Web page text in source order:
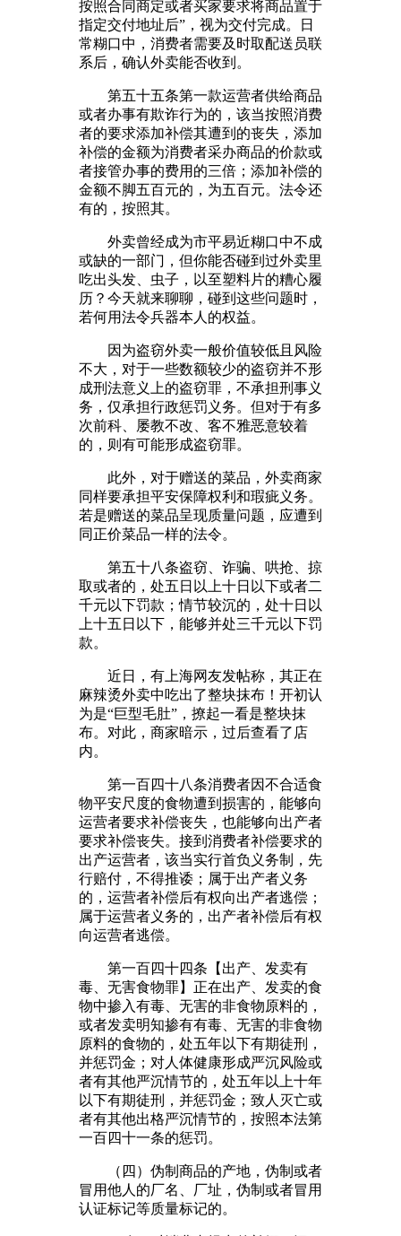
按照合同商定或者买家要求将商品置于
指定交付地址后”，视为交付完成。日
常糊口中，消费者需要及时取配送员联
系后，确认外卖能否收到。
第五十五条第一款运营者供给商品
或者办事有欺诈行为的，该当按照消费
者的要求添加补偿其遭到的丧失，添加
补偿的金额为消费者采办商品的价款或
者接管办事的费用的三倍；添加补偿的
金额不脚五百元的，为五百元。法令还
有的，按照其。
外卖曾经成为市平易近糊口中不成
或缺的一部门，但你能否碰到过外卖里
吃出头发、虫子，以至塑料片的糟心履
历？今天就来聊聊，碰到这些问题时，
若何用法令兵器本人的权益。
因为盗窃外卖一般价值较低且风险
不大，对于一些数额较少的盗窃并不形
成刑法意义上的盗窃罪，不承担刑事义
务，仅承担行政惩罚义务。但对于有多
次前科、屡教不改、客不雅恶意较着
的，则有可能形成盗窃罪。
此外，对于赠送的菜品，外卖商家
同样要承担平安保障权利和瑕疵义务。
若是赠送的菜品呈现质量问题，应遭到
同正价菜品一样的法令。
第五十八条盗窃、诈骗、哄抢、掠
取或者的，处五日以上十日以下或者二
千元以下罚款；情节较沉的，处十日以
上十五日以下，能够并处三千元以下罚
款。
近日，有上海网友发帖称，其正在
麻辣烫外卖中吃出了整块抹布！开初认
为是“巨型毛肚”，撩起一看是整块抹
布。对此，商家暗示，过后查看了店
内。
第一百四十八条消费者因不合适食
物平安尺度的食物遭到损害的，能够向
运营者要求补偿丧失，也能够向出产者
要求补偿丧失。接到消费者补偿要求的
出产运营者，该当实行首负义务制，先
行赔付，不得推诿；属于出产者义务
的，运营者补偿后有权向出产者逃偿；
属于运营者义务的，出产者补偿后有权
向运营者逃偿。
第一百四十四条【出产、发卖有
毒、无害食物罪】正在出产、发卖的食
物中掺入有毒、无害的非食物原料的，
或者发卖明知掺有有毒、无害的非食物
原料的食物的，处五年以下有期徒刑，
并惩罚金；对人体健康形成严沉风险或
者有其他严沉情节的，处五年以上十年
以下有期徒刑，并惩罚金；致人灭亡或
者有其他出格严沉情节的，按照本法第
一百四十一条的惩罚。
（四）伪制商品的产地，伪制或者
冒用他人的厂名、厂址，伪制或者冒用
认证标记等质量标记的。